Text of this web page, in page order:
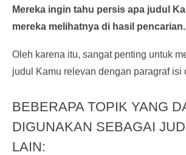
Mereka ingin tahu persis apa judul
mereka melihatnya di hasil pencarian.
Oleh karena itu, sangat penting untuk
judul Kamu relevan dengan paragraf isi
BEBERAPA TOPIK YANG
DIGUNAKAN SEBAGAI
LAIN: